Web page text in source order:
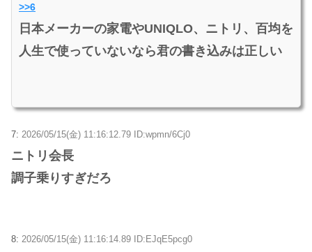
>>6
日本メーカーの家電やUNIQLO、ニトリ、百均を
人生で使っていないなら君の書き込みは正しい
7: 2026/05/15(金) 11:16:12.79 ID:wpmn/6Cj0
ニトリ会長
調子乗りすぎだろ
8: 2026/05/15(金) 11:16:14.89 ID:EJqE5pcg0